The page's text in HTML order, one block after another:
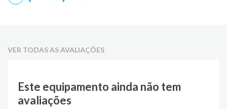
VER TODAS AS AVALIAÇÕES
Este equipamento ainda não tem
avaliações